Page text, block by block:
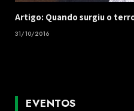
Artigo: Quando surgiu o
31/10/2016
EVENTOS